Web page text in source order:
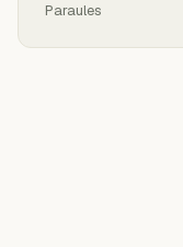
Paraules